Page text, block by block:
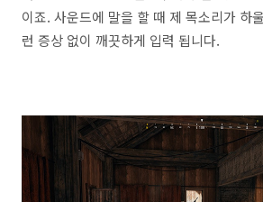
이죠. 사운드에 말을 할 때 제 목소리가 하
런 증상 없이 깨끗하게 입력 됩니다.